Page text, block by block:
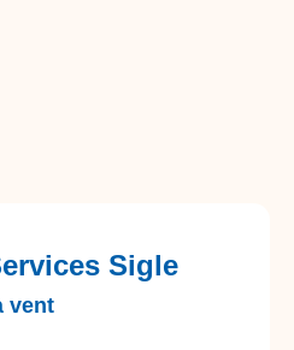
Sigle
vent